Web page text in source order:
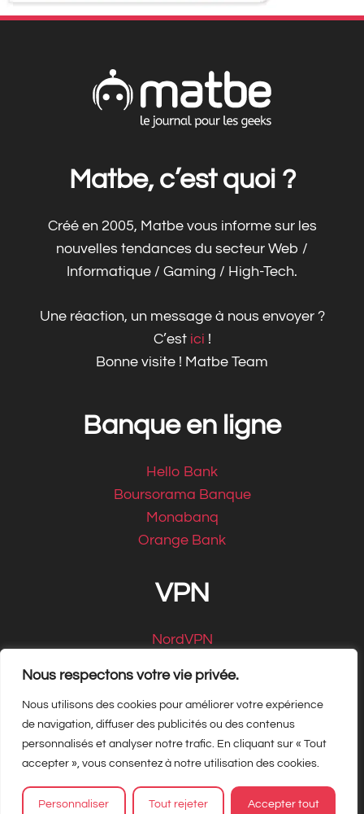
Nous respectons votre vie privée.
Nous utilisons des cookies pour améliorer votre expérience
de navigation, diffuser des publicités ou des contenus
personnalisés et analyser notre trafic. En cliquant sur « Tout
accepter », vous consentez à notre utilisation des cookies.
Personnaliser Tout rejeter Accepter tout
Matbe, c’est quoi ?
Créé en 2005, Matbe vous informe sur les
nouvelles tendances du secteur Web /
Informatique / Gaming / High-Tech.
Une réaction, un message à nous envoyer ?
C’est ici !
Bonne visite ! Matbe Team
Banque en ligne
Hello Bank
Boursorama Banque
Monabanq
Orange Bank
VPN
NordVPN
Copyright Matbe.com 2026, tous droits
réservés